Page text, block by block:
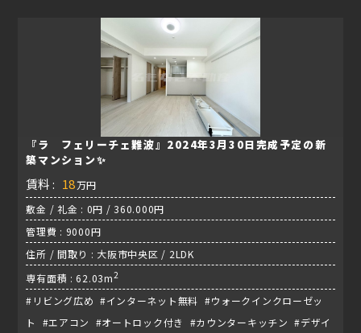
『ラ フェリーチェ難波』2024年3月30日完成予定の新
築マンション✨
賃料 : 18万円
敷金 / 礼金 : 0円 / 360.000円
管理費 : 9000円
住所 / 間取り : 大阪市中央区 / 2LDK
専有面積 : 62.03m2
#リビング広め #インターネット無料 #ウォークインクローゼッ
ト #エアコン #オートロック付き #カウンターキッチン #デザイ